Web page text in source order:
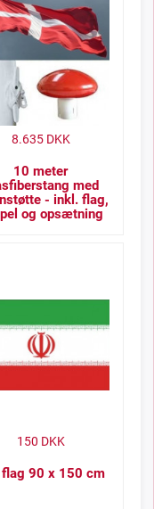
10 meter
med
- inkl. flag,
og opsætning
8.635DKK
flag 90 x 150 cm
150 DKK